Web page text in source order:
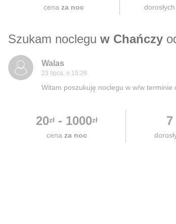
cena za noc dorosłych
Szukam noclegu w Chańczy
Walas
23 lipca, o 15:26
Witam poszukuję noclegu w w/w
20zł - 1000zł
cenaza noc
7